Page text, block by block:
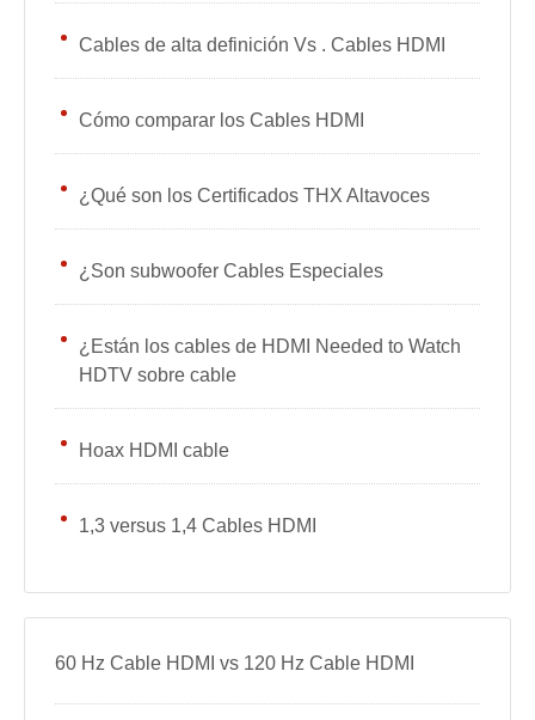
Cables de alta definición Vs . Cables HDMI
Cómo comparar los Cables HDMI
¿Qué son los Certificados THX Altavoces
¿Son subwoofer Cables Especiales
¿Están los cables de HDMI Needed to Watch
HDTV sobre cable
Hoax HDMI cable
1,3 versus 1,4 Cables HDMI
60 Hz Cable HDMI vs 120 Hz Cable HDMI